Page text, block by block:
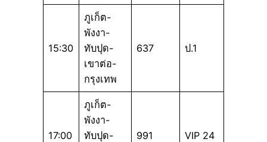
15:30
ภูเก็ต-
พังงา-
ทับปุด-
เขาต่อ-
กรุงเทพ
637 ป.1
17:00
ภูเก็ต-
พังงา-
ทับปุด-
991 VIP 24